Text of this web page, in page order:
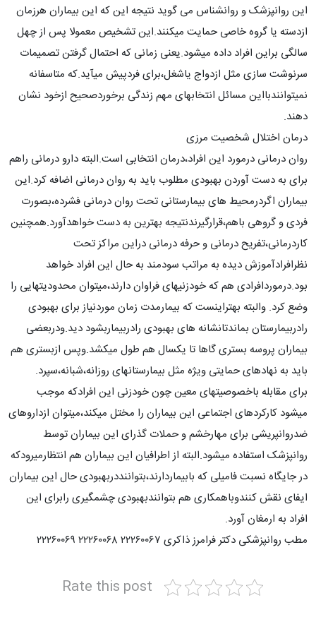
این روانپزشک و روانشناس می گوید نتیجه این که این بیماران هرزمان
ازدسته یا گروه خاصی حمایت میکنند.این تشخیص معمولا پس از چهل
سالگی براین افراد داده میشود.یعنی زمانی که احتمال گرفتن تصمیمات
سرنوشت سازی مثل ازدواج یاشغل،برای فردپیش میآید.که متاسفانه
نمیتوانندبااین مسائل انتخابهای مهم زندگی برخوردصحیح ازخود نشان
دهند.
درمان اختلال شخصیت مرزی
روان درمانی درمورد این افراد،درمان انتخابی است.البته دارو درمانی راهم
برای به دست آوردن بهبودی مطلوب باید به روان درمانی اضافه کرد.این
بیماران اگردرمحیط های بیمارستانی تحت روان درمانی فشرده،بصورت
فردی و گروهی باهم،قرارگیرندنتیجه بهترین به دست خواهدآورد.همچنین
کاردرمانی،تفریح درمانی و حرفه درمانی دراین مراکز تحت
نظرافرادآموزش دیده به مراتب سودمند به حال این افراد خواهد
بود.درموردافرادی هم که خودزنیهای فراوان دارند،میتوان محدودیتهایی را
وضع کرد. والبته بهتراینست که بیمارمدت زمان موردنیاز برای بهبودی
رادربیمارستان بماندتانشانه های بهبودی رادربیماربشود دید.ودربعضی
بیماران پروسه بستری گاها تا یکسال هم طول میکشد.وپس ازبستری هم
باید به نهادهای حمایتی ویژه مثل بیمارستانهای روزانه،شبانه،سپرد.
برای مقابله باخصوصیتهای معین چون خودزنی این افرادکه موجب
میشود کارکردهای اجتماعی این بیماران را مختل میکند،میتوان ازداروهای
ضدروانپریشی برای مهارخشم و حملات گذرای این بیماران توسط
روانپزشک استفاده میشود.البته از اطرافیان این بیماران هم انتظارمیرودکه
در جایگاه نسبت فامیلی که بابیماردارند،بتواننددربهبودی حال این بیماران
ایفای نقش کنندوباهمکاری هم بتوانندبهبودی چشمگیری رابرای این
افراد به ارمغان آورد.
مطب روانپزشکی دکتر فرامرز ذاکری ۲۲۲۶۰۰۶۷ ۲۲۲۶۰۰۶۸ ۲۲۲۶۰۰۶۹
Rate this post